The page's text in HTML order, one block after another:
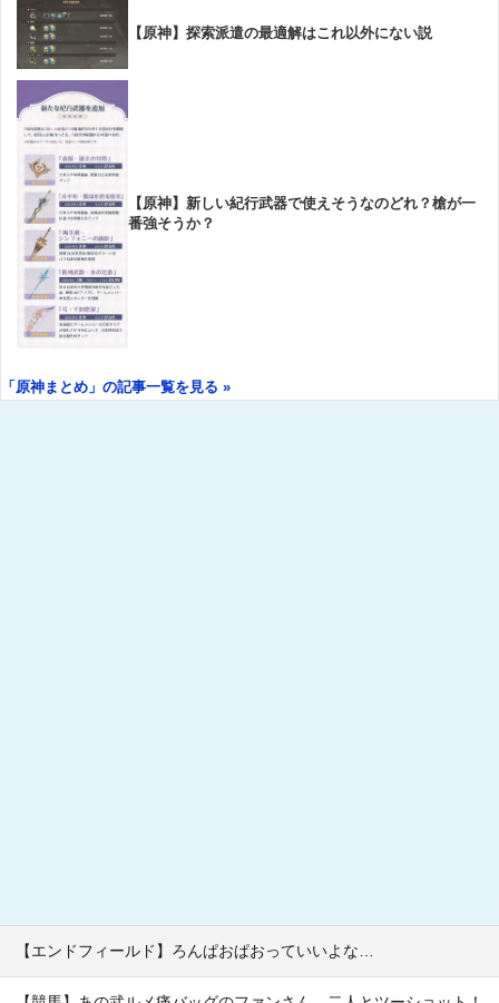
【原神】探索派遣の最適解はこれ以外にない説
【原神】新しい紀行武器で使えそうなのどれ？槍が一
番強そうか？
「原神まとめ」の記事一覧を見る »
【エンドフィールド】ろんぱおぱおっていいよな…